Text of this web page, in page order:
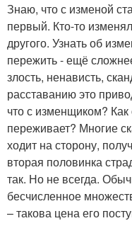
Знаю, что с изменой
первый. Кто-то
другого. Узнать об
пережить - ещё
злость, ненависть,
расставанию это
что с изменщиком? Как
переживает? Многие
ходит на сторону,
вторая половинка
так. Но не всегда.
бесчисленное
– такова цена его